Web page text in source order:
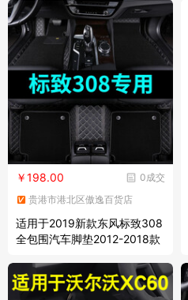
0成交
￥198.00
贵港市港北区傲逸百货店
适用于2019新款东风标致308
全包围汽车脚垫2012-2018款
脚踏垫 黑色+黑色地毯丝【双
层+带兜】